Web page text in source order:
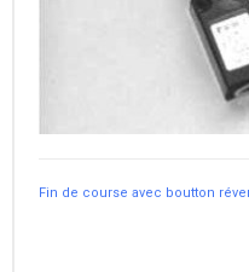
Fin de course avec boutton